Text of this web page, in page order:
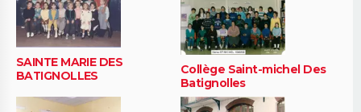
SAINTE MARIE DES
BATIGNOLLES
Collège Saint-michel Des
Batignolles